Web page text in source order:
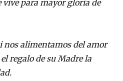
vive para mayor gloria de
nos alimentamos del amor
regalo de su Madre la